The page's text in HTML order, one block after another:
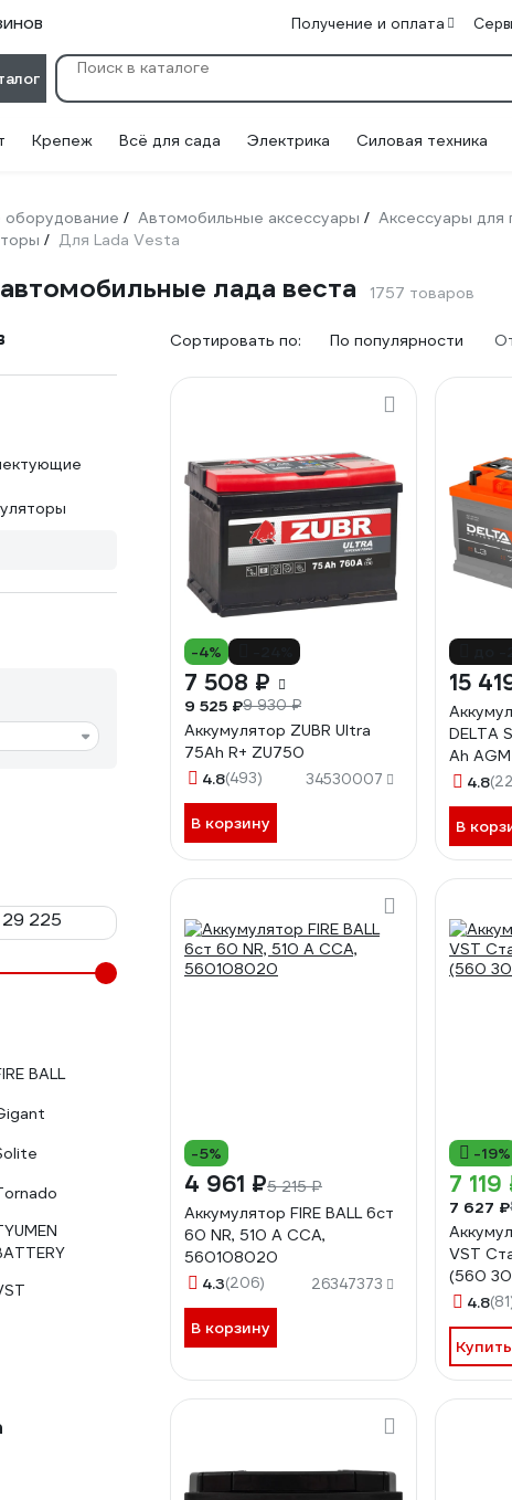
Получение и оплата
Крепеж Всё для сада Электрика Силовая техника
/ Автомобильные аксессуары / Аксессуары для
/ Для Lada Vesta
лада веста 1757 товаров
BALL
Сортировать по: По популярности
-4%
7 508 ₽
9 525 ₽9 930 ₽
Аккумулятор ZUBR Ultra
75Ah R+ ZU750
4.8(493) 34530007
В корзину
15
DELTA
Ah AGM
4.8
В
-5%
4 961 ₽5 215 ₽
Аккумулятор FIRE BALL 6ст
60 NR, 510 А CCA,
560108020
4.3(206) 26347373
В корзину
-19%
7 119
7 627 ₽
VST
(560
4.8
Купить